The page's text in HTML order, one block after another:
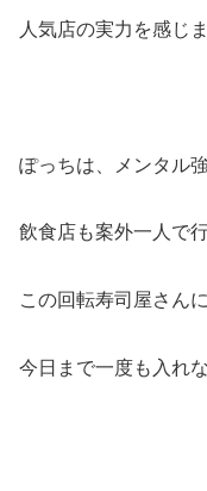
人気店の実力を感じま
ぽっちは、メンタル
飲食店も案外一人で
この回転寿司屋さん
今日まで一度も入れ